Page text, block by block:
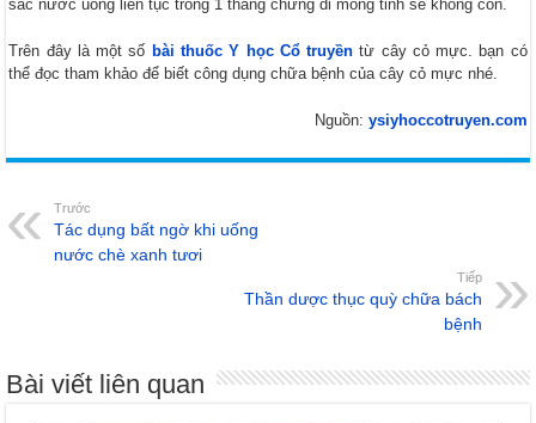
sắc nước uống liên tục trong 1 tháng chứng di mông tinh sẽ không còn.
Trên đây là một số bài thuốc Y học Cổ truyền từ cây cỏ mực. bạn có
thể đọc tham khảo để biết công dụng chữa bệnh của cây cỏ mực nhé.
Nguồn: ysiyhoccotruyen.com
Trước
Tác dụng bất ngờ khi uống
nước chè xanh tươi
Tiếp
Thần dược thục quỳ chữa bách
bệnh
Bài viết liên quan